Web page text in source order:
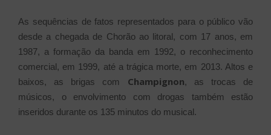
As sequências de fatos representados para o público vão
desde a chegada de Chorão ao litoral, com 17 anos, em
1987, a formação da banda em 1992, o reconhecimento
comercial, em 1999, até a trágica morte, em 2013. Altos e
baixos, as brigas com Champignon, as trocas de
músicos, o envolvimento com drogas também estão
inseridos durante os 135 minutos do musical.